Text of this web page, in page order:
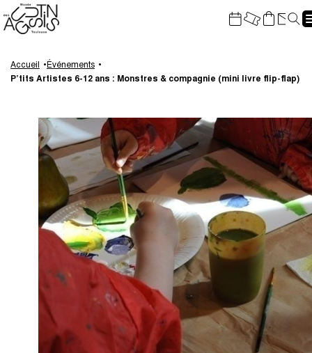
Gestion de vos préférences sur les cookies
au
contenu
la
la
pied
page
Accueil
Événements
P’tits Artistes 6-12 ans : Monstres & compagnie (mini livre flip-flap)